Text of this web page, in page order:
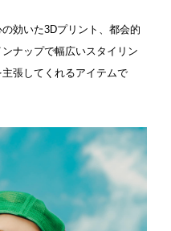
効いた3Dプリント、都会的
ナップで幅広いスタイリン
張してくれるアイテムで